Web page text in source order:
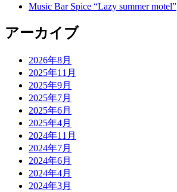
Music Bar Spice “Lazy summer motel”
アーカイブ
2026年8月
2025年11月
2025年9月
2025年7月
2025年6月
2025年4月
2024年11月
2024年7月
2024年6月
2024年4月
2024年3月